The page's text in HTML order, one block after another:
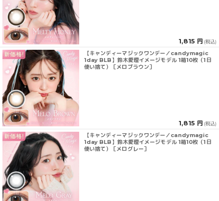
1,815 円 (税込)
【キャンディーマジックワンデー／candymagic
1day BLB】鈴木愛理イメージモデル 1箱10枚（1日
使い捨て）［メロブラウン］
1,815 円 (税込)
【キャンディーマジックワンデー／candymagic
1day BLB】鈴木愛理イメージモデル 1箱10枚（1日
使い捨て）［メログレー］